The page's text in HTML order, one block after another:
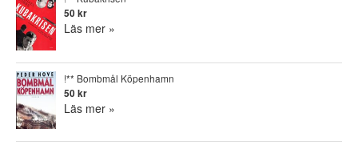
50 kr
Läs mer »
!** Bombmål Köpenhamn
50 kr
Läs mer »